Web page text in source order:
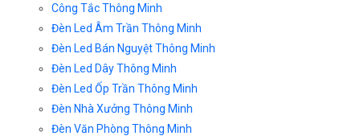
Công Tắc Thông Minh
Đèn Led Âm Trần Thông Minh
Đèn Led Bán Nguyệt Thông Minh
Đèn Led Dây Thông Minh
Đèn Led Ốp Trần Thông Minh
Đèn Nhà Xưởng Thông Minh
Đèn Văn Phòng Thông Minh